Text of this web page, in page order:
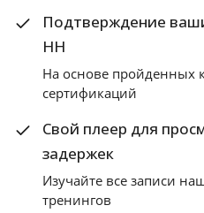
Подтверждение
HH
На основе пройденных
сертификаций
Свой плеер для
задержек
Изучайте все записи
тренингов